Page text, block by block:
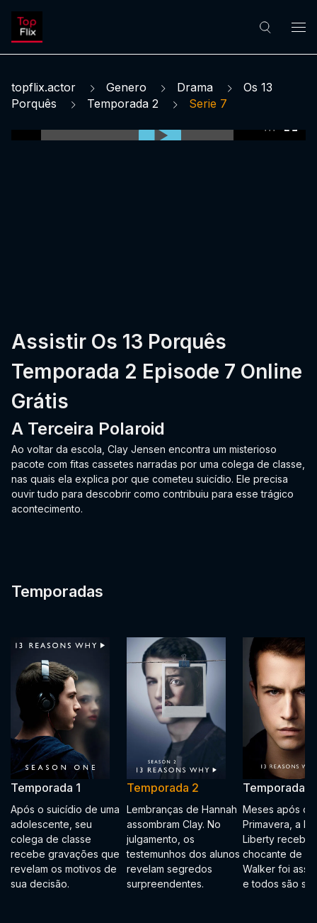
topflix.actor Genero Drama
Os 13
Porquês
Temporada 2 Serie 7
Assistir Os 13 Porquês
Temporada 2 Episode 7 Online
Grátis
A Terceira Polaroid
Ao voltar da escola, Clay Jensen encontra um misterioso
pacote com fitas cassetes narradas por uma colega de classe,
nas quais ela explica por que cometeu suicídio. Ele precisa
ouvir tudo para descobrir como contribuiu para esse trágico
acontecimento.
Temporadas
Temporada 1
Após o suicídio de uma
adolescente, seu
colega de classe
recebe gravações que
revelam os motivos de
sua decisão.
Temporada 2
Lembranças de Hannah
assombram Clay. No
julgamento, os
testemunhos dos alunos
revelam segredos
surpreendentes.
Temporada 3
Meses após o
Primavera, a
Liberty recebe
chocante de
Walker foi
e todos são